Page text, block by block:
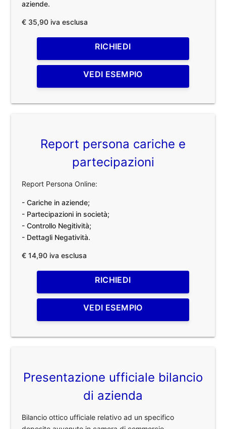
aziende.
€ 35,90 iva esclusa
RICHIEDI
VEDI ESEMPIO
Report persona cariche e
partecipazioni
Report Persona Online:
- Cariche in aziende;
- Partecipazioni in società;
- Controllo Negitività;
- Dettagli Negatività.
€ 14,90 iva esclusa
RICHIEDI
VEDI ESEMPIO
Presentazione ufficiale bilancio
di azienda
Bilancio ottico ufficiale relativo ad un specifico